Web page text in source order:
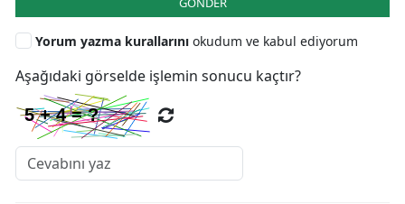
Yorum yazma kurallarını okudum ve kabul ediyorum
Aşağıdaki görselde işlemin sonucu kaçtır?